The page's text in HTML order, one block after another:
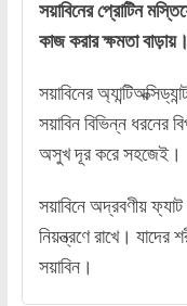
সয়াবিনের প্রোটিন
কাজ করার ক্ষমতা বাড়ায়।
সয়াবিনের
সয়াবিন বিভিন্ন ধরনের
অসুখ দূর করে সহজেই।
সয়াবিনে অদ্রবণীয়
নিয়ন্ত্রণে রাখে। যাদের
সয়াবিন।